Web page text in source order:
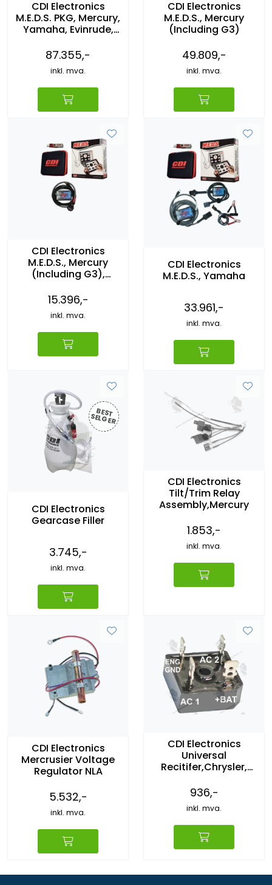
CDI Electronics
M.E.D.S. PKG, Mercury,
Yamaha, Evinrude,
4
87.355,-
inkl. mva.
CDI Electronics
M.E.D.S., Mercury
(Including G3)
49.809,-
inkl. mva.
CDI Electronics
M.E.D.S., Mercury
(Including G3),
15.396,-
inkl. mva.
CDI Electronics
M.E.D.S., Yamaha
33.961,-
inkl. mva.
BEST
SELG
ER
CDI Electronics
Gearcase Filler
3.745,-
inkl. mva.
CDI Electronics
Tilt/Trim Relay
Assembly,Mercury
1.853,-
inkl. mva.
CDI Electronics
Mercrusier Voltage
Regulator NLA
5.532,-
inkl. mva.
CDI Electronics
Universal
Recitifer,Chrysler,
Gamefisher,2/3/4
Cyl.
936,-
inkl. mva.